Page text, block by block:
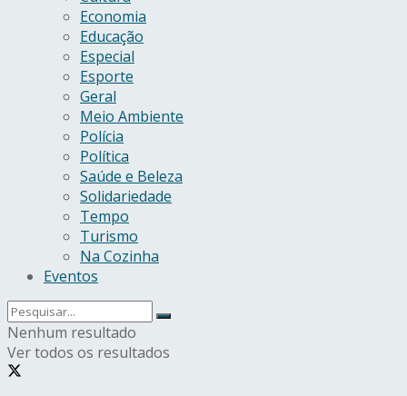
Economia
Educação
Especial
Esporte
Geral
Meio Ambiente
Polícia
Política
Saúde e Beleza
Solidariedade
Tempo
Turismo
Na Cozinha
Eventos
Nenhum resultado
Ver todos os resultados